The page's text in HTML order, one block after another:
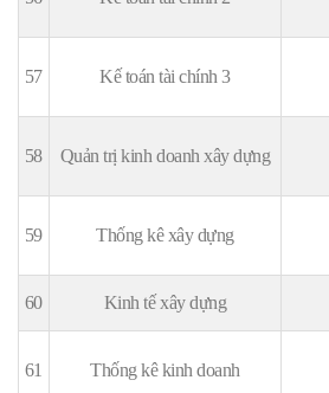
57 Kế toán tài chính 3
58 Quản trị kinh doanh xây dựng
59 Thống kê xây dựng
60 Kinh tế xây dựng
61 Thống kê kinh doanh